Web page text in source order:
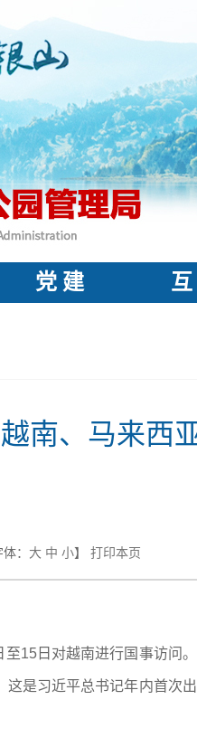
党 建
南、马来西
体： 大 中 小】 打印本页
15日对越南进行国事访问
是习近平总书记年内首次